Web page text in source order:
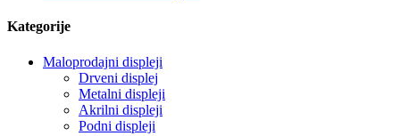
Kategorije
Maloprodajni displeji
Drveni displej
Metalni displeji
Akrilni displeji
Podni displeji